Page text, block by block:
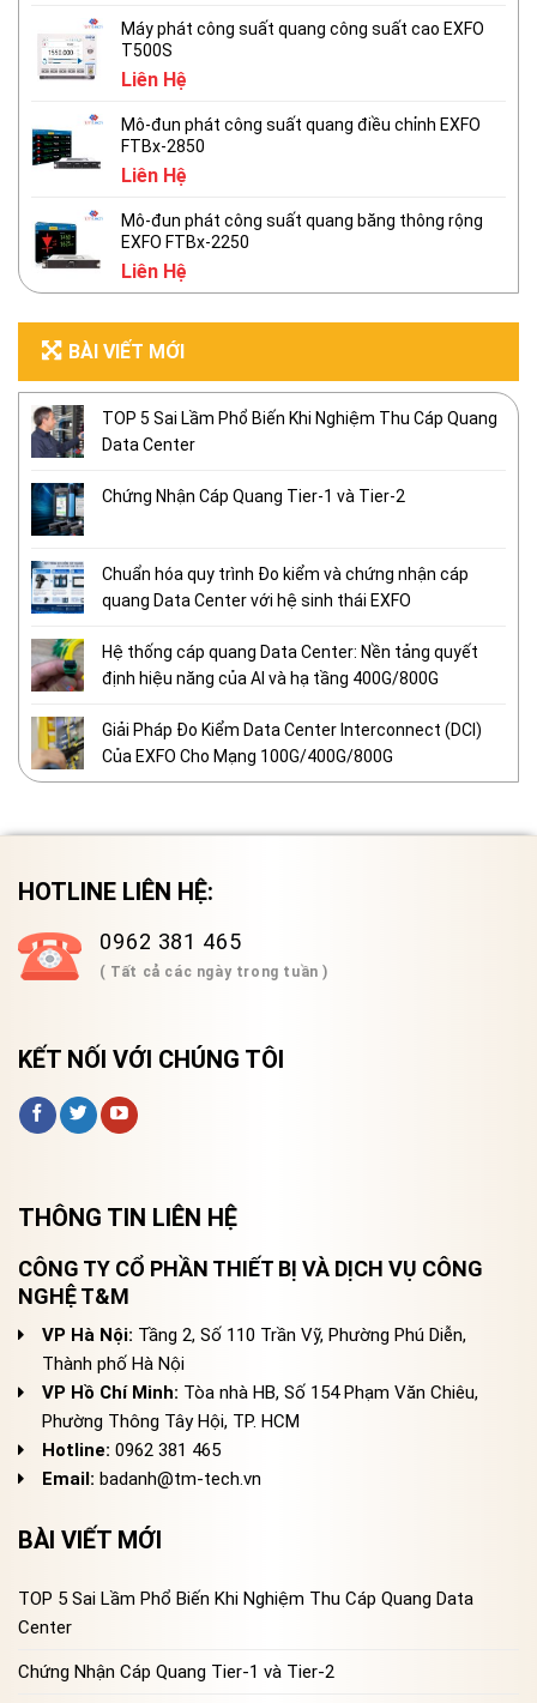
Máy phát công suất quang công suất cao EXFO
T500S
Liên Hệ
Mô-đun phát công suất quang điều chỉnh EXFO
FTBx-2850
Liên Hệ
Mô-đun phát công suất quang băng thông rộng
EXFO FTBx-2250
Liên Hệ
BÀI VIẾT MỚI
TOP 5 Sai Lầm Phổ Biến Khi Nghiệm Thu Cáp Quang
Data Center
Chứng Nhận Cáp Quang Tier-1 và Tier-2
Chuẩn hóa quy trình Đo kiểm và chứng nhận cáp
quang Data Center với hệ sinh thái EXFO
Hệ thống cáp quang Data Center: Nền tảng quyết
định hiệu năng của AI và hạ tầng 400G/800G
Giải Pháp Đo Kiểm Data Center Interconnect (DCI)
Của EXFO Cho Mạng 100G/400G/800G
HOTLINE LIÊN HỆ:
0962 381 465
( Tất cả các ngày trong tuần )
KẾT NỐI VỚI CHÚNG TÔI
THÔNG TIN LIÊN HỆ
CÔNG TY CỔ PHẦN THIẾT BỊ VÀ DỊCH VỤ CÔNG
NGHỆ T&M
VP Hà Nội: Tầng 2, Số 110 Trần Vỹ, Phường Phú Diễn,
Thành phố Hà Nội
VP Hồ Chí Minh: Tòa nhà HB, Số 154 Phạm Văn Chiêu,
Phường Thông Tây Hội, TP. HCM
Hotline: 0962 381 465
Email: badanh@tm-tech.vn
BÀI VIẾT MỚI
TOP 5 Sai Lầm Phổ Biến Khi Nghiệm Thu Cáp Quang Data
Center
Chứng Nhận Cáp Quang Tier-1 và Tier-2